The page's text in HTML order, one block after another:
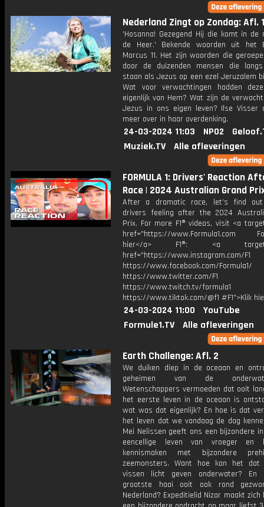
Nederland Zingt op Zondag: Afl.
'Hosanna! Gezegend Hij die komt in de
de Heer.' Bekende woorden uit het
Marcus 11. Het zijn woorden die
door de duizenden mensen die
staan als Jezus op een ezel Jeruzalem
Wat voor verwachtingen hadden
eigenlijk van Hem? Wat zijn de
Jezus in ons eigen leven? Ilse Visser
meer over in haar overdenking.
24-03-2024 11:03 NPO2
Muziek.TV
Alle afleveringen
FORMULA 1: Drivers' Reaction
Race | 2024 Australian Grand
After a dramatic race, let’s find
drivers feeling after the 2024
Prix. For more F1® videos, visit <a
href="https://www.Formula1.com
hier</a> F1®: <a
href="https://www.instagram.com/F1
https://www.facebook.com/Formula1/
https://www.twitter.com/F1
https://www.twitch.tv/formula1
https://www.tiktok.com/@f1 #F1">Klik
24-03-2024 11:00
YouTube
Formule1.TV
Alle afleveringen
Earth Challenge: Afl. 2
We duiken diep in de oceaan en
geheimen van de
Wetenschappers vermoeden dat ooit
het eerste leven in de oceaan is
wat was dat eigenlijk? En hoe is dat
het leven dat we vandaag de dag
Mei Nelissen geeft ons een bijzondere
eencellige leven van vroeger en
kennismaken met bijzondere
zeemonsters. Want hoe kan het dat
vissen licht geven onderwater? En
grootste haai ooit ook rond
Nederland? Expeditielid Nizar maakt zich